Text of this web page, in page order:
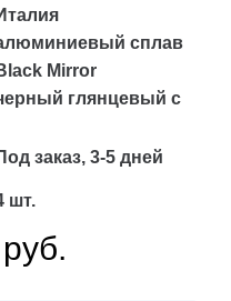
сплав
Mirror
глянцевый с
заказ, 3-5 дней
шт.